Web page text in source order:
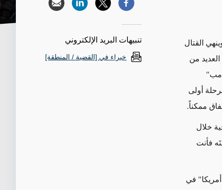
القتال
من
"ترامب"
أولى
ممكناً.
خلال
فأنت
في
تنبيهات البريد الإلكتروني
خبراء في [القضية / المنطقة]